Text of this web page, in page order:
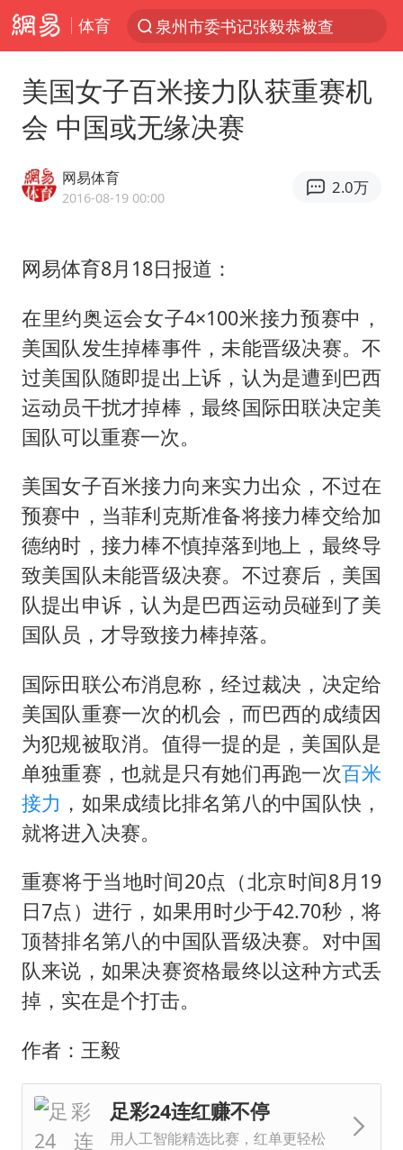
体育
泉州市委书记张毅恭被查
台风白海豚实时路径
胜宏科技：股票交易异常波动
秋天的第一杯奶茶到底有多火
国防部：中国军队坚决反制任何闹海挑衅图谋
百花奖开幕式
东航：国内客票提前14天免费退改
38岁演员求职万岁山NPC成功
我国外贸延续良好增长态势
“新疆阿勒泰八月能滑雪”不实
日本试射“战斧”导弹，国防部回应
夯实基础开新局
美国女子百米接力队获重赛机
会 中国或无缘决赛
网易体育
2016-08-19 00:00
2.0万
网易体育8月18日报道：
在里约奥运会女子4×100米接力预赛中，
美国队发生掉棒事件，未能晋级决赛。不
过美国队随即提出上诉，认为是遭到巴西
运动员干扰才掉棒，最终国际田联决定美
国队可以重赛一次。
美国女子百米接力向来实力出众，不过在
预赛中，当菲利克斯准备将接力棒交给加
德纳时，接力棒不慎掉落到地上，最终导
致美国队未能晋级决赛。不过赛后，美国
队提出申诉，认为是巴西运动员碰到了美
国队员，才导致接力棒掉落。
国际田联公布消息称，经过裁决，决定给
美国队重赛一次的机会，而巴西的成绩因
为犯规被取消。值得一提的是，美国队是
单独重赛，也就是只有她们再跑一次百米
接力 ，如果成绩比排名第八的中国队快，
就将进入决赛。
重赛将于当地时间20点（北京时间8月19
日7点）进行，如果用时少于42.70秒，将
顶替排名第八的中国队晋级决赛。对中国
队来说，如果决赛资格最终以这种方式丢
掉，实在是个打击。
作者：王毅
足彩24连红赚不停
用人工智能精选比赛，红单更轻松